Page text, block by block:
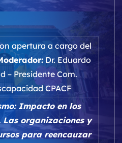
apertura a cargo del
Dr. Eduardo
– Presidente Com.
CPACF
Impacto en los
Las organizaciones y
para reencauzar